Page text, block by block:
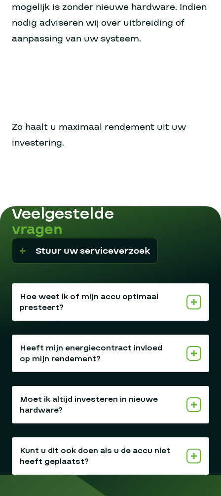
mogelijk is zonder nieuwe hardware. Indien
nodig adviseren wij over uitbreiding of
aanpassing van uw systeem.
Zo haalt u maximaal rendement uit uw
investering.
Veelgestelde
vragen
Stuur uw serviceverzoek
Hoe weet ik of mijn accu optimaal
presteert?
Heeft mijn energiecontract invloed
op mijn rendement?
Moet ik altijd investeren in nieuwe
hardware?
Kunt u dit ook doen als u de accu niet
heeft geplaatst?